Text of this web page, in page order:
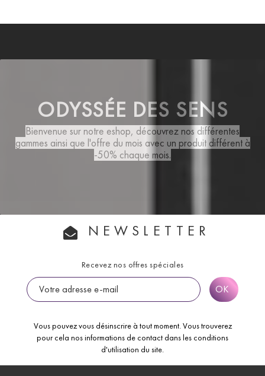
ODYSSÉE DES SENS
Bienvenue sur notre eshop, découvrez nos différentes
gammes ainsi que l'offre du mois avec un produit différent à
-50% chaque mois.
NEWSLETTER
Recevez nos offres spéciales
Vous pouvez vous désinscrire à tout moment. Vous trouverez
pour cela nos informations de contact dans les conditions
d'utilisation du site.